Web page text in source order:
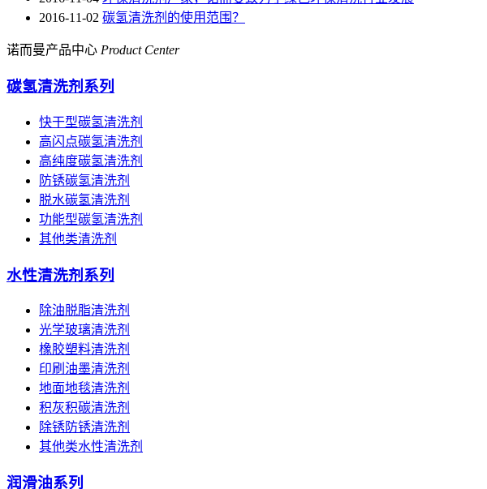
2016-11-02 碳氢清洗剂的使用范围？
诺而曼产品中心 Product Center
碳氢清洗剂系列
快干型碳氢清洗剂
高闪点碳氢清洗剂
高纯度碳氢清洗剂
防锈碳氢清洗剂
脱水碳氢清洗剂
功能型碳氢清洗剂
其他类清洗剂
水性清洗剂系列
除油脱脂清洗剂
光学玻璃清洗剂
橡胶塑料清洗剂
印刷油墨清洗剂
地面地毯清洗剂
积灰积碳清洗剂
除锈防锈清洗剂
其他类水性清洗剂
润滑油系列